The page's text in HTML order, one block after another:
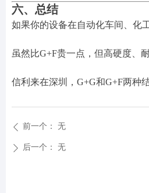
六、总结
如果你的设备在自动化车间、化
虽然比G+F贵一点，但高硬度、
信利来在深圳，G+G和G+F两种
ꄴ 前一个： 无
ꄲ 后一个： 无